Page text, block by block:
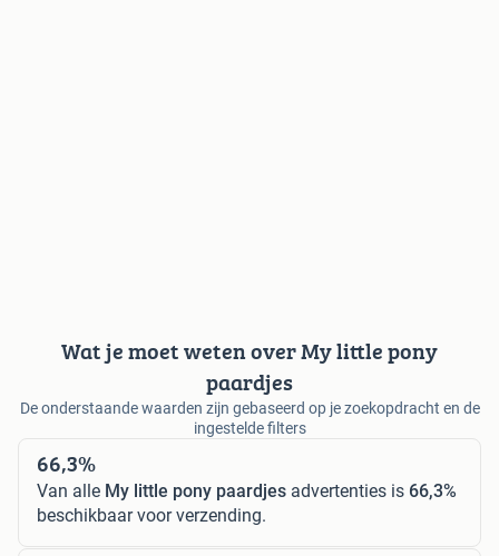
Wat je moet weten over My little pony
paardjes
De onderstaande waarden zijn gebaseerd op je zoekopdracht en de
ingestelde filters
66,3%
Van alle My little pony paardjes advertenties is 66,3%
beschikbaar voor verzending.